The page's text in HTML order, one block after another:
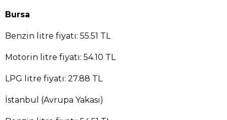
Bursa
Benzin litre fiyatı: 55.51 TL
Motorin litre fiyatı: 54.10 TL
LPG litre fiyatı: 27.88 TL
İstanbul (Avrupa Yakası)